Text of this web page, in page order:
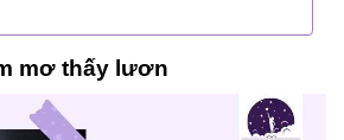
mơ thấy lươn